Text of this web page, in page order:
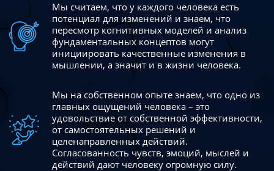
Мы считаем, что у каждого человека есть
потенциал для изменений и знаем, что
пересмотр когнитивных моделей и анализ
фундаментальных концептов могут
инициировать качественные изменения в
мышлении, а значит и в жизни человека.
Мы на собственном опыте знаем, что одно из
главных ощущений человека – это
удовольствие от собственной эффективности,
от самостоятельных решений и
целенаправленных действий.
Согласованность чувств, эмоций, мыслей и
действий дают человеку огромную силу.